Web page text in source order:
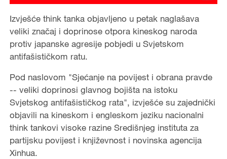
Izvješće think tanka objavljeno u petak naglašava
veliki značaj i doprinose otpora kineskog naroda
protiv japanske agresije pobjedi u Svjetskom
antifašističkom ratu.
Pod naslovom "Sjećanje na povijest i obrana pravde
-- veliki doprinosi glavnog bojišta na istoku
Svjetskog antifašističkog rata", izvješće su zajednički
objavili na kineskom i engleskom jeziku nacionalni
think tankovi visoke razine Središnjeg instituta za
partijsku povijest i književnost i novinska agencija
Xinhua.